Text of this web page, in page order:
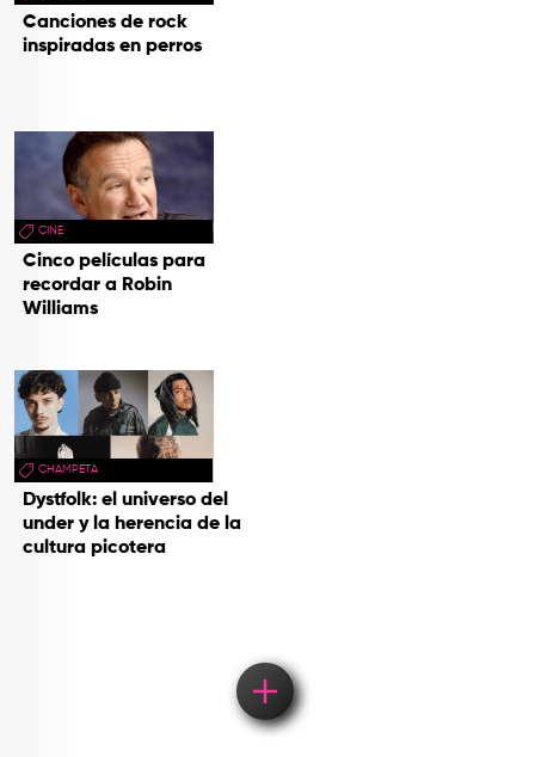
Canciones de rock
inspiradas en perros
CINE
Cinco películas para
recordar a Robin
Williams
CHAMPETA
Dystfolk: el universo del
under y la herencia de la
cultura picotera